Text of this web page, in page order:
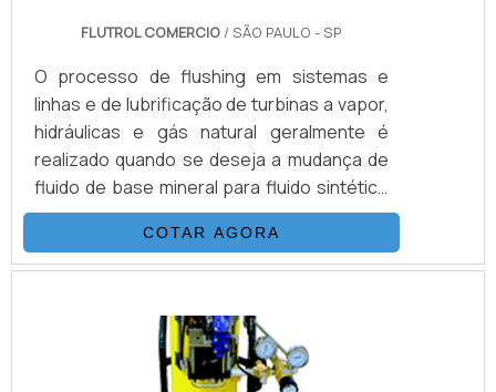
FLUTROL COMERCIO / SÃO PAULO - SP
O processo de flushing em sistemas e
linhas e de lubrificação de turbinas a vapor,
hidráulicas e gás natural geralmente é
realizado quando se deseja a mudança de
fluido de base mineral para fluido sintético
ou entre fluidos minerais ou sintéticos de
diferentes fornecedores. Mão de obra
especializada de acordo com a norma NAS-
Equipamentos para venda ou locação Entre
outros.DETALHES BÁSICOS SOBRE O
PRODUTOO serviço é importante para
COTAR AGORA